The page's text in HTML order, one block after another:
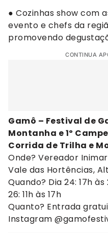
● Cozinhas show com
evento e chefs da
promovendo
CONTINUA
Gamô – Festival de
Montanha e 1º
Corrida de Trilha e
Onde? Vereador
Vale das Hortências,
Quando? Dia 24: 17h às
26: 11h às 17h
Quanto? Entrada
Instagram